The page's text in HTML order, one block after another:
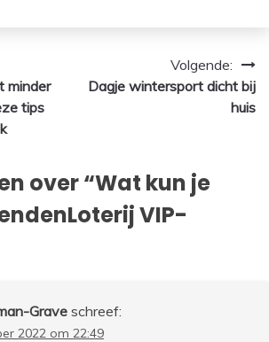
minder
tips
Volgende:
Dagje wintersport dicht bij
huis
over “Wat kun je
VIP-
Grave schreef:
2022 om 22:49